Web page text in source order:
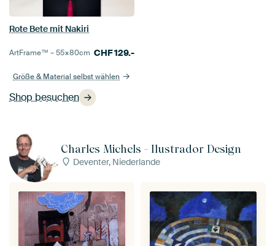
Shop besuchen
Rote Bete mit Nakiri
ArtFrame™ –55×80cm CHF129.-
Größe & Material selbst wählen
Charles Michels - Ilustrador Design
Deventer, Niederlande